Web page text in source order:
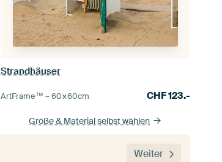
Strandhäuser
ArtFrame™ –60×60cm CHF123.-
Größe & Material selbst wählen
Weiter